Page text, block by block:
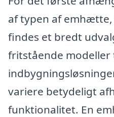
af typen af
findes et bredt
fritstående modeller
variere betydeligt
funktionalitet. En